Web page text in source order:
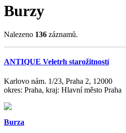
Burzy
Nalezeno 136 záznamů.
ANTIQUE Veletrh starožitností
Karlovo nám. 1/23, Praha 2, 12000
okres: Praha, kraj: Hlavní město Praha
Burza